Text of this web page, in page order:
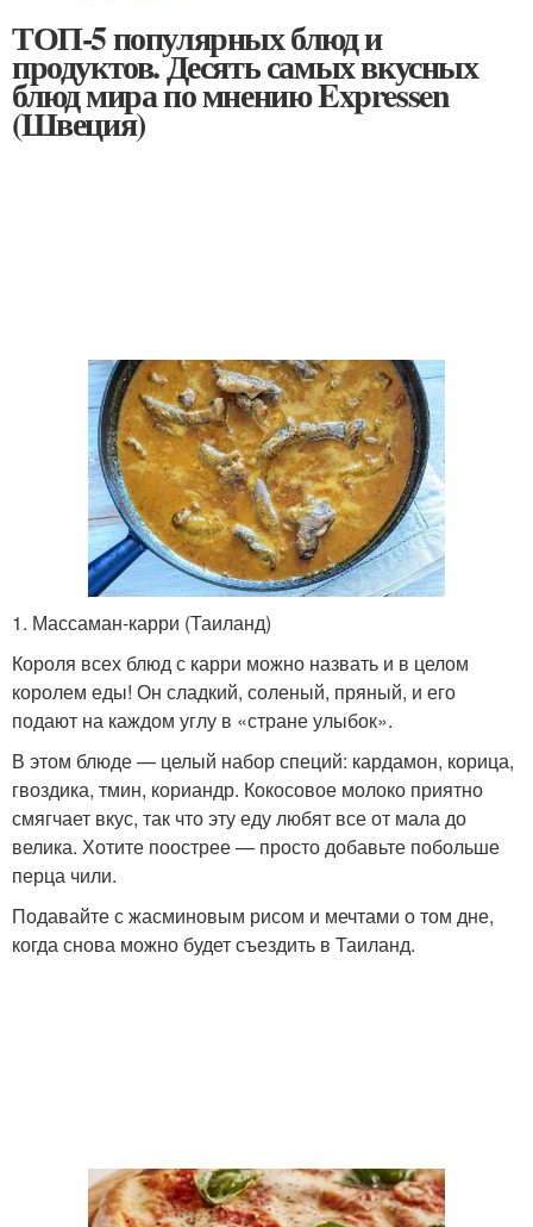
ТОП-5 популярных блюд и
продуктов. Десять самых вкусных
блюд мира по мнению Expressen
(Швеция)
1. Массаман-карри (Таиланд)
Короля всех блюд с карри можно назвать и в целом
королем еды! Он сладкий, соленый, пряный, и его
подают на каждом углу в «стране улыбок».
В этом блюде — целый набор специй: кардамон, корица,
гвоздика, тмин, кориандр. Кокосовое молоко приятно
смягчает вкус, так что эту еду любят все от мала до
велика. Хотите поострее — просто добавьте побольше
перца чили.
Подавайте с жасминовым рисом и мечтами о том дне,
когда снова можно будет съездить в Таиланд.